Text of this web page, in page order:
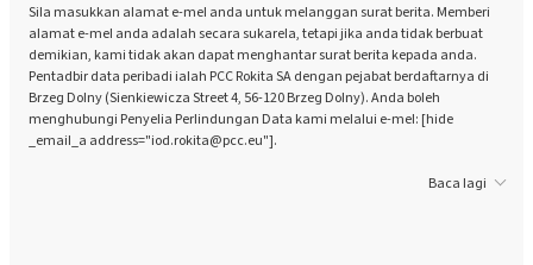
Sila masukkan alamat e-mel anda untuk melanggan surat berita. Memberi
alamat e-mel anda adalah secara sukarela, tetapi jika anda tidak berbuat
demikian, kami tidak akan dapat menghantar surat berita kepada anda.
Pentadbir data peribadi ialah PCC Rokita SA dengan pejabat berdaftarnya di
Brzeg Dolny (Sienkiewicza Street 4, 56-120 Brzeg Dolny). Anda boleh
menghubungi Penyelia Perlindungan Data kami melalui e-mel: [hide
_email_a address="iod.rokita@pcc.eu"].
Baca lagi